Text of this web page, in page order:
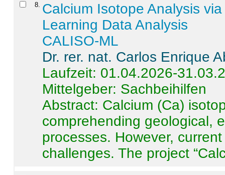
8 Calcium Isotope Analysis
Learning Data Analysis
CALISO-ML
Dr. rer. nat. Carlos Enrique
Laufzeit: 01.04.2026-
Mittelgeber: Sachbeihilfen
Abstract: Calcium (Ca)
comprehending geological,
processes. However,
challenges. The project